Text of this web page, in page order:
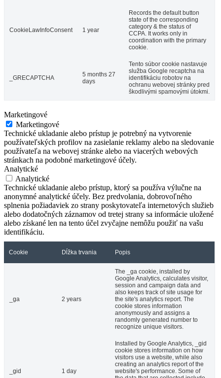
CookieLawInfoConsent 1 year
Records the default button
state of the corresponding
category & the status of
CCPA. It works only in
coordination with the primary
cookie.
_GRECAPTCHA
5 months 27
days
Tento súbor cookie nastavuje
služba Google recaptcha na
identifikáciu robotov na
ochranu webovej stránky pred
škodlivými spamovými útokmi.
Marketingové
Marketingové
Technické ukladanie alebo prístup je potrebný na vytvorenie
používateľských profilov na zasielanie reklamy alebo na sledovanie
používateľa na webovej stránke alebo na viacerých webových
stránkach na podobné marketingové účely.
Analytické
Analytické
Technické ukladanie alebo prístup, ktorý sa používa výlučne na
anonymné analytické účely. Bez predvolania, dobrovoľného
splnenia požiadaviek zo strany poskytovateľa internetových služieb
alebo dodatočných záznamov od tretej strany sa informácie uložené
alebo získané len na tento účel zvyčajne nemôžu použiť na vašu
identifikáciu.
Cookie Dĺžka trvania Popis
_ga 2 years
The _ga cookie, installed by
Google Analytics, calculates visitor,
session and campaign data and
also keeps track of site usage for
the site's analytics report. The
cookie stores information
anonymously and assigns a
randomly generated number to
recognize unique visitors.
_gid 1 day
Installed by Google Analytics, _gid
cookie stores information on how
visitors use a website, while also
creating an analytics report of the
website's performance. Some of